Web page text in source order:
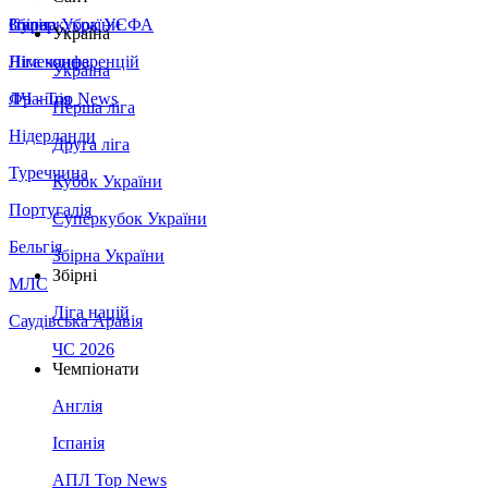
Збірна України
Італія
Німеччина
Франція
Нідерланди
Туреччина
Португалія
Бельгія
МЛС
Саудівська Аравія
Суперкубок УЄФА
Ліга конференцій
ЛЧ - Top News
Україна
Україна
Перша ліга
Друга ліга
Кубок України
Суперкубок України
Збірна України
Збірні
Ліга націй
ЧС 2026
Чемпіонати
Англія
Іспанія
АПЛ Top News